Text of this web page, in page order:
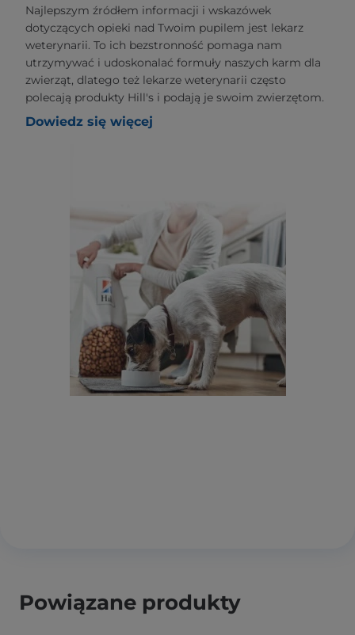
Najlepszym źródłem informacji i wskazówek
dotyczących opieki nad Twoim pupilem jest lekarz
weterynarii. To ich bezstronność pomaga nam
utrzymywać i udoskonalać formuły naszych karm dla
zwierząt, dlatego też lekarze weterynarii często
polecają produkty Hill's i podają je swoim zwierzętom.
Dowiedz się więcej
Powiązane produkty